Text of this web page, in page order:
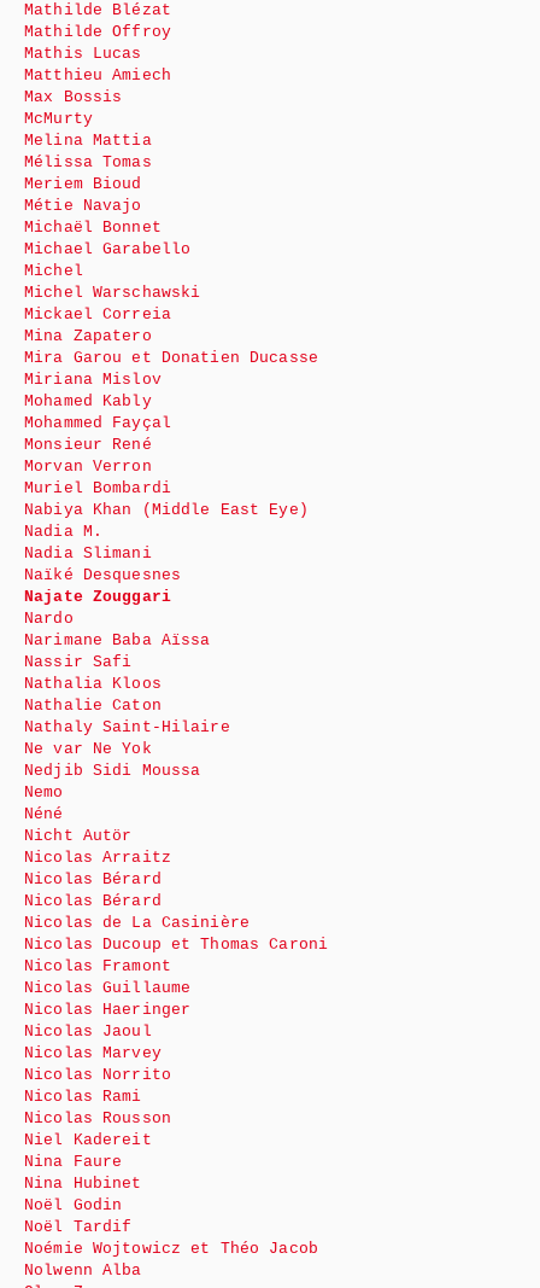
Mathilde Blézat
Mathilde Offroy
Mathis Lucas
Matthieu Amiech
Max Bossis
McMurty
Melina Mattia
Mélissa Tomas
Meriem Bioud
Métie Navajo
Michaël Bonnet
Michael Garabello
Michel
Michel Warschawski
Mickael Correia
Mina Zapatero
Mira Garou et Donatien Ducasse
Miriana Mislov
Mohamed Kably
Mohammed Fayçal
Monsieur René
Morvan Verron
Muriel Bombardi
Nabiya Khan (Middle East Eye)
Nadia M.
Nadia Slimani
Naïké Desquesnes
Najate Zouggari
Nardo
Narimane Baba Aïssa
Nassir Safi
Nathalia Kloos
Nathalie Caton
Nathaly Saint-Hilaire
Ne var Ne Yok
Nedjib Sidi Moussa
Nemo
Néné
Nicht Autör
Nicolas Arraitz
Nicolas Bérard
Nicolas Bérard
Nicolas de La Casinière
Nicolas Ducoup et Thomas Caroni
Nicolas Framont
Nicolas Guillaume
Nicolas Haeringer
Nicolas Jaoul
Nicolas Marvey
Nicolas Norrito
Nicolas Rami
Nicolas Rousson
Niel Kadereit
Nina Faure
Nina Hubinet
Noël Godin
Noël Tardif
Noémie Wojtowicz et Théo Jacob
Nolwenn Alba